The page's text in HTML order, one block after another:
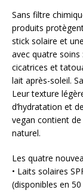
Sans filtre
produits
stick solaire et
avec quatre soins
cicatrices et
lait après-soleil.
Leur texture
d’hydratation et
vegan contient
naturel.
Les quatre
• Laits solaires
(disponibles en